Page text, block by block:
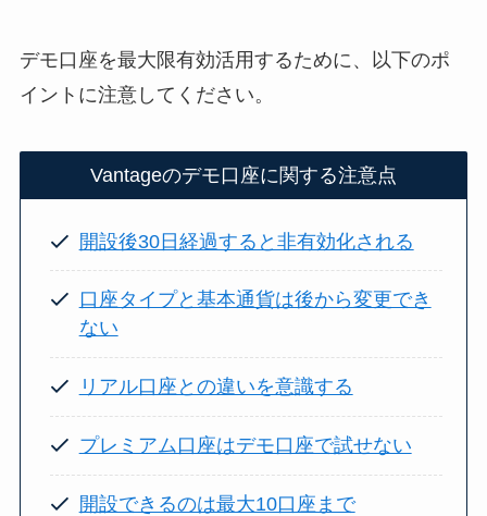
デモ口座を最大限有効活用するために、以下のポ
イントに注意してください。
Vantageのデモ口座に関する注意点
開設後30日経過すると非有効化される
口座タイプと基本通貨は後から変更でき
ない
リアル口座との違いを意識する
プレミアム口座はデモ口座で試せない
開設できるのは最大10口座まで